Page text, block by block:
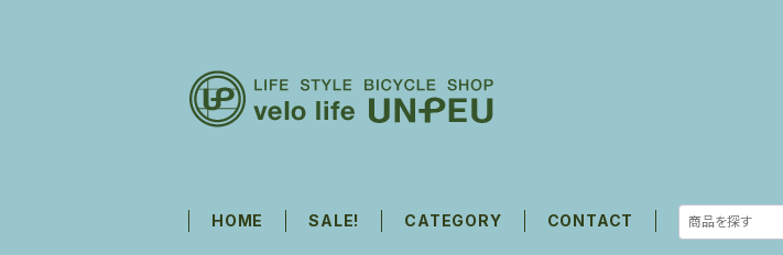
HOME SALE! CATEGORY CONTACT